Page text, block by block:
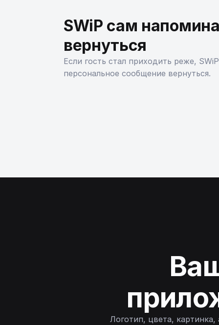
SWiP сам
вернуться
Если гость стал приходить реже,
персональное сообщение вернуться.
Логотип, цвета,